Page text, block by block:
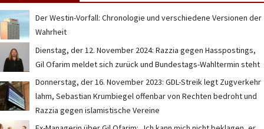
Der Westin-Vorfall: Chronologie und verschiedene Versionen der
Wahrheit
Dienstag, der 12. November 2024: Razzia gegen Hasspostings,
Gil Ofarim meldet sich zurück und Bundestags-Wahltermin steht
Donnerstag, der 16. November 2023: GDL-Streik legt Zugverkehr
lahm, Sebastian Krumbiegel offenbar von Rechten bedroht und
Razzia gegen islamistische Vereine